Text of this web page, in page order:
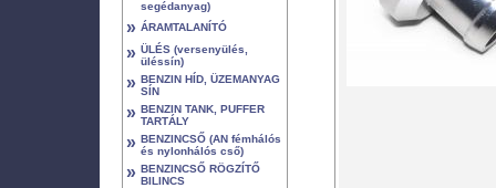
segédanyag)
» ÁRAMTALANÍTÓ
» ÜLÉS (versenyülés,
üléssín)
» BENZIN HÍD, ÜZEMANYAG
SÍN
» BENZIN TANK, PUFFER
TARTÁLY
» BENZINCSŐ (AN fémhálós
és nylonhálós cső)
» BENZINCSŐ RÖGZÍTŐ
BILINCS